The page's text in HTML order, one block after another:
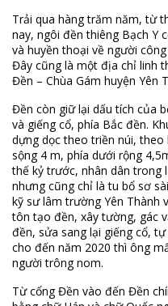
Trải qua hàng trăm năm, từ
nay, ngôi đền thiêng Bạch Y
và huyền thoại về người
Đây cũng là một địa chỉ linh
Đền – Chùa Gám huyện Yên
Đền còn giữ lại dấu tích của
và giếng cổ, phía Bắc đền.
dựng dọc theo triền núi,
sộng 4 m, phía dưới rộng
thế kỷ trước, nhân dân trong
nhưng cũng chỉ là tu bổ sơ
kỹ sư lâm trường Yên Thành
tôn tạo đền, xây tường, gác
đền, sửa sang lại giếng cổ,
cho đến năm 2020 thì ông
người trông nom.
Từ cổng Đền vào đến Đền